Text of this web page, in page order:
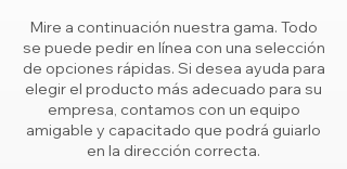
Mire a continuación nuestra gama. Todo
se puede pedir en línea con una selección
de opciones rápidas. Si desea ayuda para
elegir el producto más adecuado para su
empresa, contamos con un equipo
amigable y capacitado que podrá guiarlo
en la dirección correcta.